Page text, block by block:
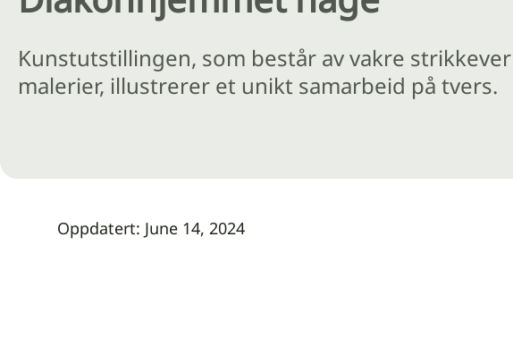
Kunstutstillingen, som består av vakre
malerier, illustrerer et unikt samarbeid på tvers.
Oppdatert: June 14, 2024